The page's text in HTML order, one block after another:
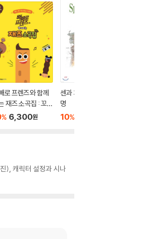
로 프렌즈와 함께
재즈 소곡집 : 꼬마
노
% 6,300원
센과 치히로의 행방불
명
10%
), 캐릭터 설정과 시나